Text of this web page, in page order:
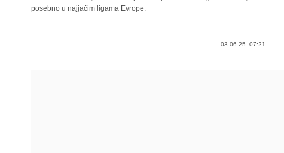
posebno u najjačim ligama Evrope.
03.06.25. 07:21